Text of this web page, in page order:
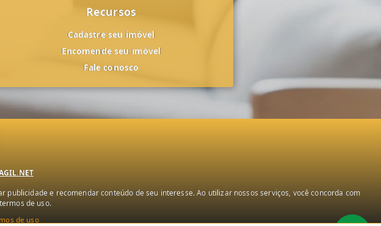
Recursos
Cadastre seu imóvel
Encomende seu imóvel
Fale conosco
e recomendar conteúdo de seu interesse. Ao utilizar nossos serviços, você concorda com
de uso.
de uso